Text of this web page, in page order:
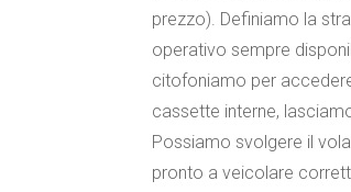
prezzo). Definiamo la
operativo sempre
citofoniamo per
cassette interne,
Possiamo svolgere il
pronto a veicolare